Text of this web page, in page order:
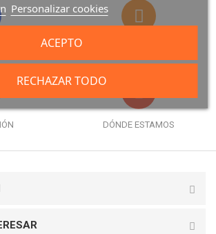
DÓNDE ESTAMOS
Personalizar cookies
RECHAZAR TODO
ACEPTO